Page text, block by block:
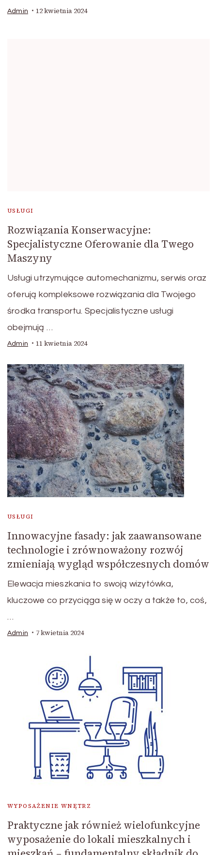
Admin 12 kwietnia 2024
USŁUGI
Rozwiązania Konserwacyjne:
Specjalistyczne Oferowanie dla Twego
Maszyny
Usługi utrzymujące automechanizmu, serwis oraz
oferują kompleksowe rozwiązania dla Twojego
środka transportu. Specjalistyczne usługi
obejmują …
Admin 11 kwietnia 2024
USŁUGI
Innowacyjne fasady: jak zaawansowane
technologie i zrównoważony rozwój
zmieniają wygląd współczesnych domów
Elewacja mieszkania to swoją wizytówka,
kluczowe co przyciąga się w oczy a także to, coś,
…
Admin 7 kwietnia 2024
WYPOSAŻENIE WNĘTRZ
Praktyczne jak również wielofunkcyjne
wyposażenie do lokali mieszkalnych i